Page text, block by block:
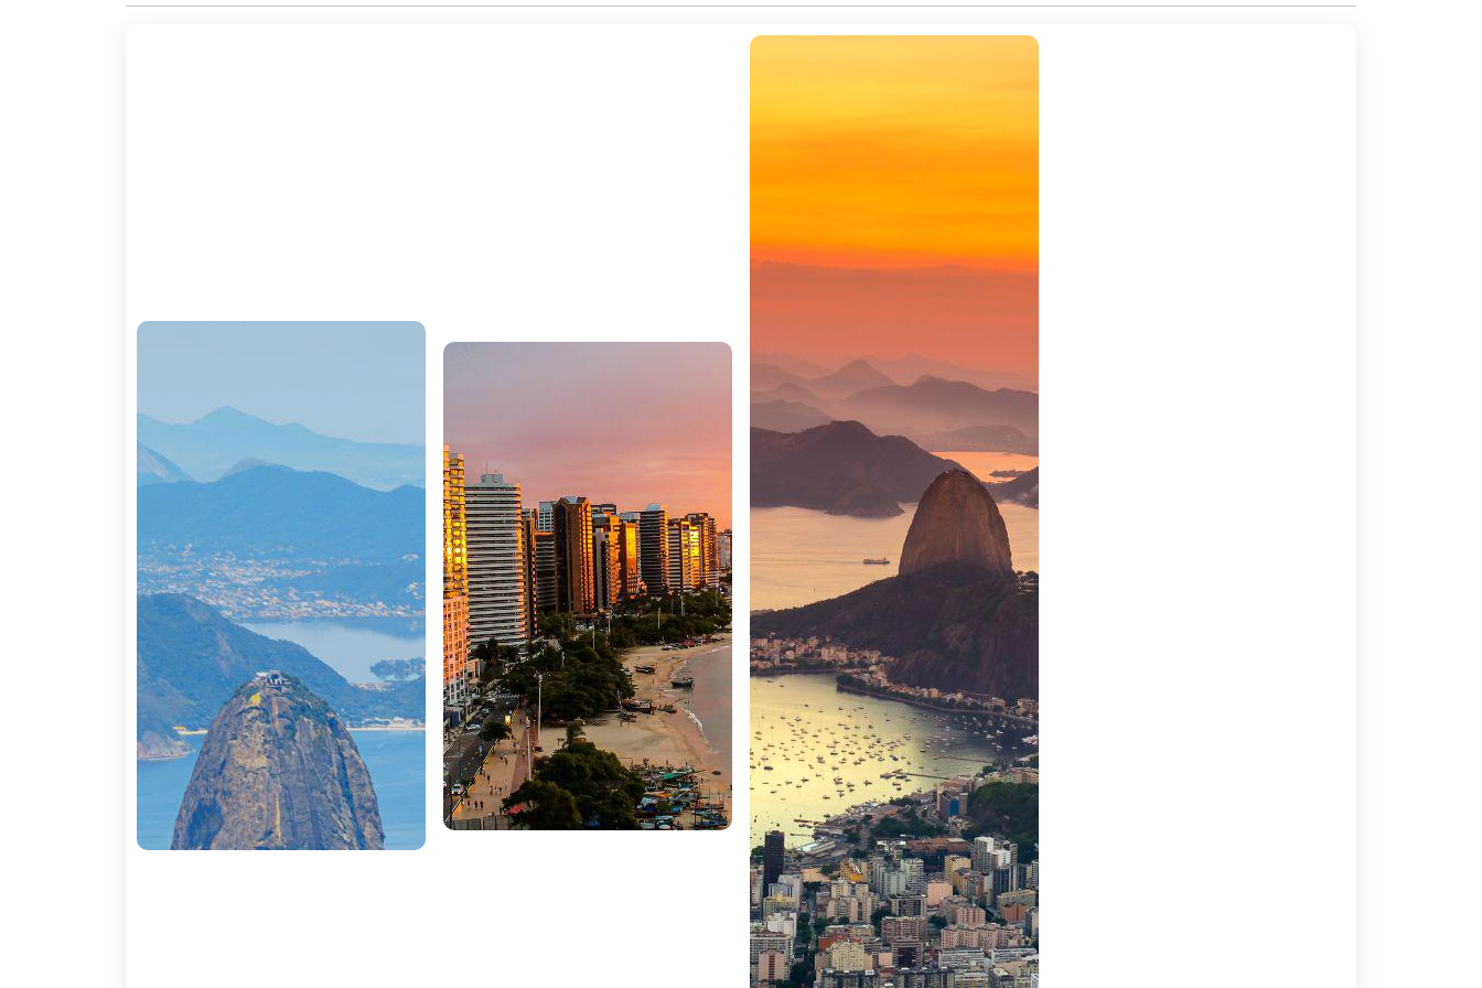
- Transfer in + out dos aeroportos para os hotéis.
- Seguro Multiviagens Essencial 2.
- Despesas de carácter pessoal.
As praias da âCidade Maravilhosaâ são um dos principais atrativos deste destino. Copacabana, Leblon, Ipanema, Barra da Tijuca, são bastante
famosos no mundo inteiro. Certamente que não pode perder a subida ao Cristo Redentor, aos famosos montes rochosos e ao Morro do Pão de
Açúcar. O ritmo do samba espera por si no Rio de Janeiro.
Foz do Iguaçu, localizada no extremo oeste do estado do Paraná, no Brasil, é conhecida mundialmente por abrigar as impressionantes Cataratas
do Iguaçu, uma das maiores e mais espetaculares quedas de água do mundo. Para além das famosas cataratas, Foz do Iguaçu é um destino
turístico popular devido à sua localização estratégica na tríplice fronteira entre Brasil, Argentina e Paraguai. Venha descobrir a rica diversidade
cultural e comercial da região.
Devido ao elevado número de casos de febre amarela recentemente registados em alguns Estados do Brasil sobretudo Minas Gerais, S.